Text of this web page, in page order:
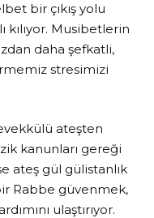
bir çıkış yolu
kılıyor. Musibetlerin
daha şefkatli,
stresimizi
ateşten
kanunları gereği
ateş gül gülistanlık
Rabbe güvenmek,
ulaştırıyor.